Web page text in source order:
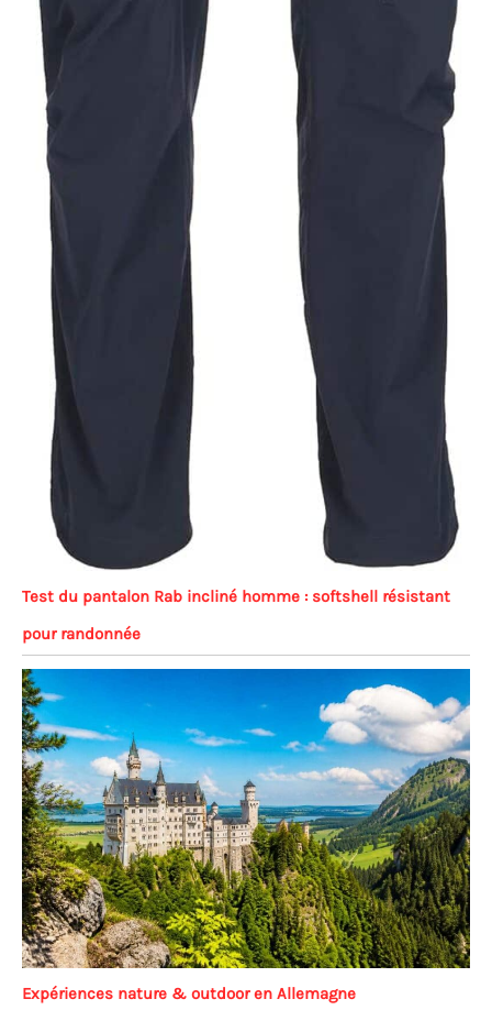
Test du pantalon Rab incliné homme : softshell résistant
pour randonnée
Expériences nature & outdoor en Allemagne